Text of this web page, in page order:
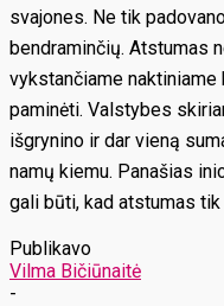
svajones. Ne tik
bendraminčių. Atstumas
vykstančiame
paminėti. Valstybes
išgrynino ir dar vieną
namų kiemu. Panašias
gali būti, kad atstumas
Publikavo
Vilma Bičiūnaitė
-